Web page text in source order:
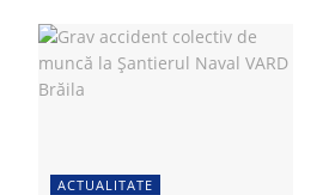
ACTUALITATE